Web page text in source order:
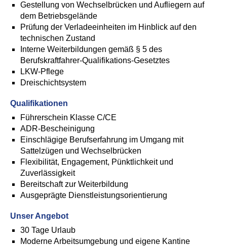
Gestellung von Wechselbrücken und Aufliegern auf
dem Betriebsgelände
Prüfung der Verladeeinheiten im Hinblick auf den
technischen Zustand
Interne Weiterbildungen gemäß § 5 des
Berufskraftfahrer-Qualifikations-Gesetztes
LKW-Pflege
Dreischichtsystem
Qualifikationen
Führerschein Klasse C/CE
ADR-Bescheinigung
Einschlägige Berufserfahrung im Umgang mit
Sattelzügen und Wechselbrücken
Flexibilität, Engagement, Pünktlichkeit und
Zuverlässigkeit
Bereitschaft zur Weiterbildung
Ausgeprägte Dienstleistungsorientierung
Unser Angebot
30 Tage Urlaub
Moderne Arbeitsumgebung und eigene Kantine